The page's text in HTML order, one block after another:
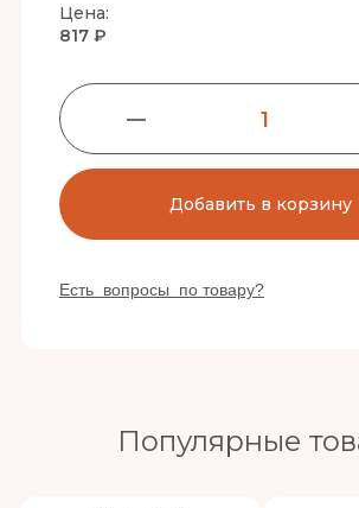
Цена:
817 ₽
1
Добавить в корзину
Есть вопросы по товару?
Популярные